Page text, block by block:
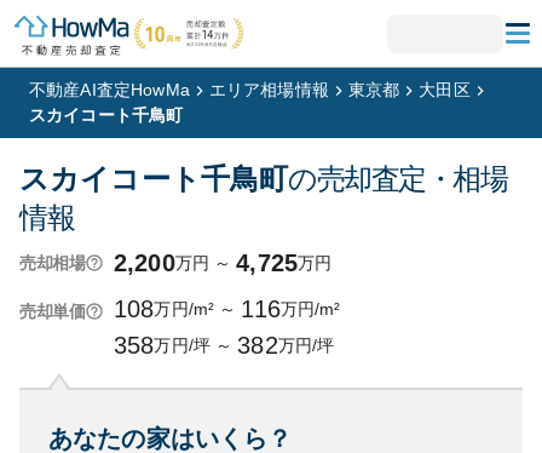
不動産AI査定HowMa エリア相場情報 東京都
大田区
スカイコート千鳥町
スカイコート千鳥町の売却査定・相場
情報
売却相場 2,200万円 ～ 4,725万円
売却単価 108万円/m² ～ 116万円/m²
358万円/坪 ～ 382万円/坪
あなたの家はいくら？